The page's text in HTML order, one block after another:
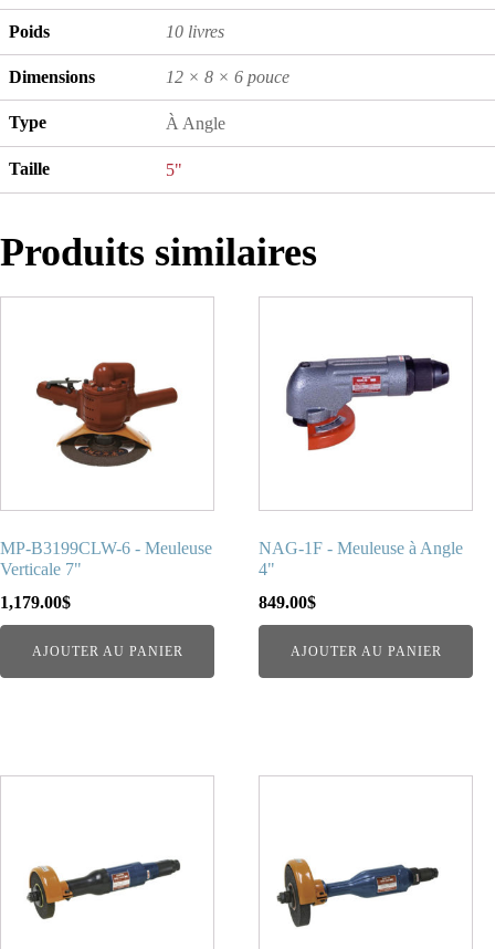
Poids 10 livres
Dimensions 12 × 8 × 6 pouce
Type À Angle
Taille 5"
Produits similaires
MP-B3199CLW-6 - Meuleuse
Verticale 7"
1,179.00$
AJOUTER AU PANIER
NAG-1F - Meuleuse à Angle
4"
849.00$
AJOUTER AU PANIER